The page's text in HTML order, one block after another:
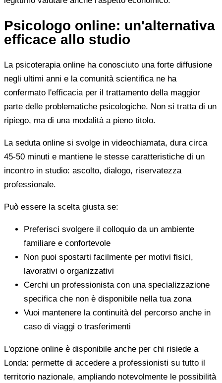
Psicologo online: un'alternativa
efficace allo studio
La psicoterapia online ha conosciuto una forte diffusione
negli ultimi anni e la comunità scientifica ne ha
confermato l'efficacia per il trattamento della maggior
parte delle problematiche psicologiche. Non si tratta di un
ripiego, ma di una modalità a pieno titolo.
La seduta online si svolge in videochiamata, dura circa
45-50 minuti e mantiene le stesse caratteristiche di un
incontro in studio: ascolto, dialogo, riservatezza
professionale.
Può essere la scelta giusta se:
Preferisci svolgere il colloquio da un ambiente
familiare e confortevole
Non puoi spostarti facilmente per motivi fisici,
lavorativi o organizzativi
Cerchi un professionista con una specializzazione
specifica che non è disponibile nella tua zona
Vuoi mantenere la continuità del percorso anche in
caso di viaggi o trasferimenti
L'opzione online è disponibile anche per chi risiede a
Londa: permette di accedere a professionisti su tutto il
territorio nazionale, ampliando notevolmente le possibilità